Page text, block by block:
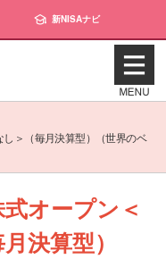
新NISAナビ
＞（毎月決算型）（世界のベ
オープン＜
決算型）